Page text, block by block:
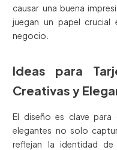
causar una buena
juegan un papel
negocio.
Ideas para
Creativas y
El diseño es clave para
elegantes no solo
reflejan la identidad